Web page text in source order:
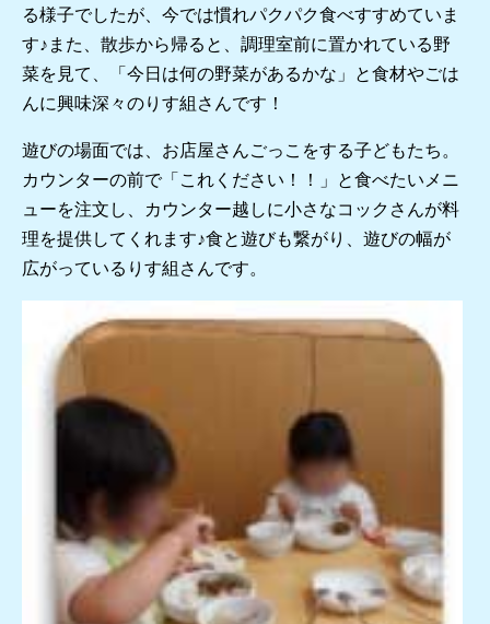
る様子でしたが、今では慣れパクパク食べすすめていま
す♪また、散歩から帰ると、調理室前に置かれている野
菜を見て、「今日は何の野菜があるかな」と食材やごは
んに興味深々のりす組さんです！
遊びの場面では、お店屋さんごっこをする子どもたち。
カウンターの前で「これください！！」と食べたいメニ
ューを注文し、カウンター越しに小さなコックさんが料
理を提供してくれます♪食と遊びも繋がり、遊びの幅が
広がっているりす組さんです。